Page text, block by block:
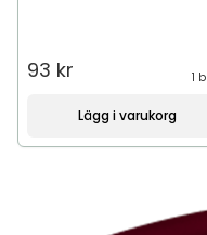
93 kr 1
Lägg i varukorg